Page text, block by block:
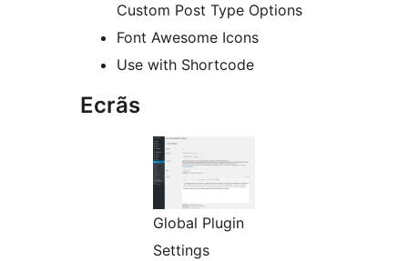
Custom Post Type Options
Font Awesome Icons
Use with Shortcode
Ecrãs
Global Plugin
Settings